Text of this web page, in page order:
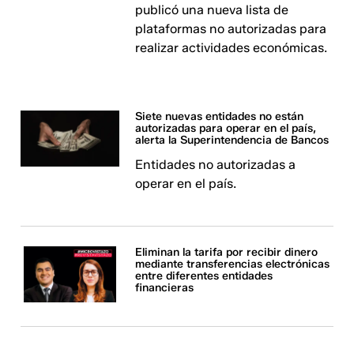
publicó una nueva lista de
plataformas no autorizadas para
realizar actividades económicas.
Siete nuevas entidades no están
autorizadas para operar en el país,
alerta la Superintendencia de Bancos
Entidades no autorizadas a
operar en el país.
Eliminan la tarifa por recibir dinero
mediante transferencias electrónicas
entre diferentes entidades
financieras